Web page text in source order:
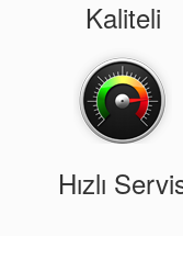
Kaliteli
Hızlı